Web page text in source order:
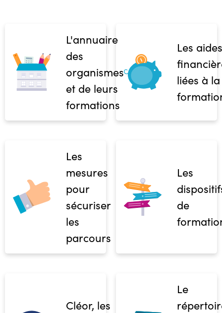
L'annuaire
des
organismes
et de leurs
formations
Les aides
liées à la
Les
mesures
pour
sécuriser
les
parcours
Les
de
Cléor, les
Le